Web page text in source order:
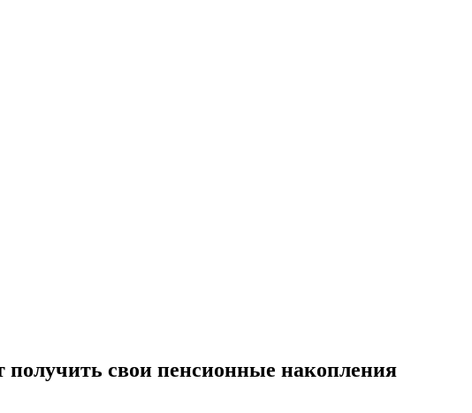
свои пенсионные накопления